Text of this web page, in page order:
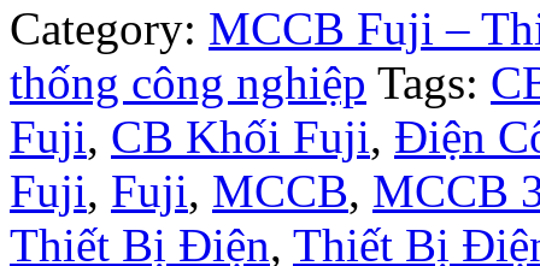
Category: MCCB Fuji –
thống công nghiệp Tags:
Fuji, CB Khối Fuji, Điện
Fuji, Fuji, MCCB, MCCB
Thiết Bị Điện, Thiết Bị